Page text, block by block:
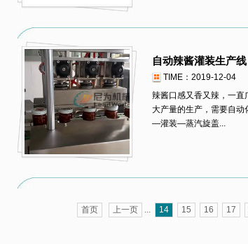
自动辣酱灌装生产线
TIME：2019-12-04
辣酱口感又香又辣，一直
大产量的生产，需要自
—灌装—蒸汽旋盖...
首页 上一页 ... 14 15 16 17